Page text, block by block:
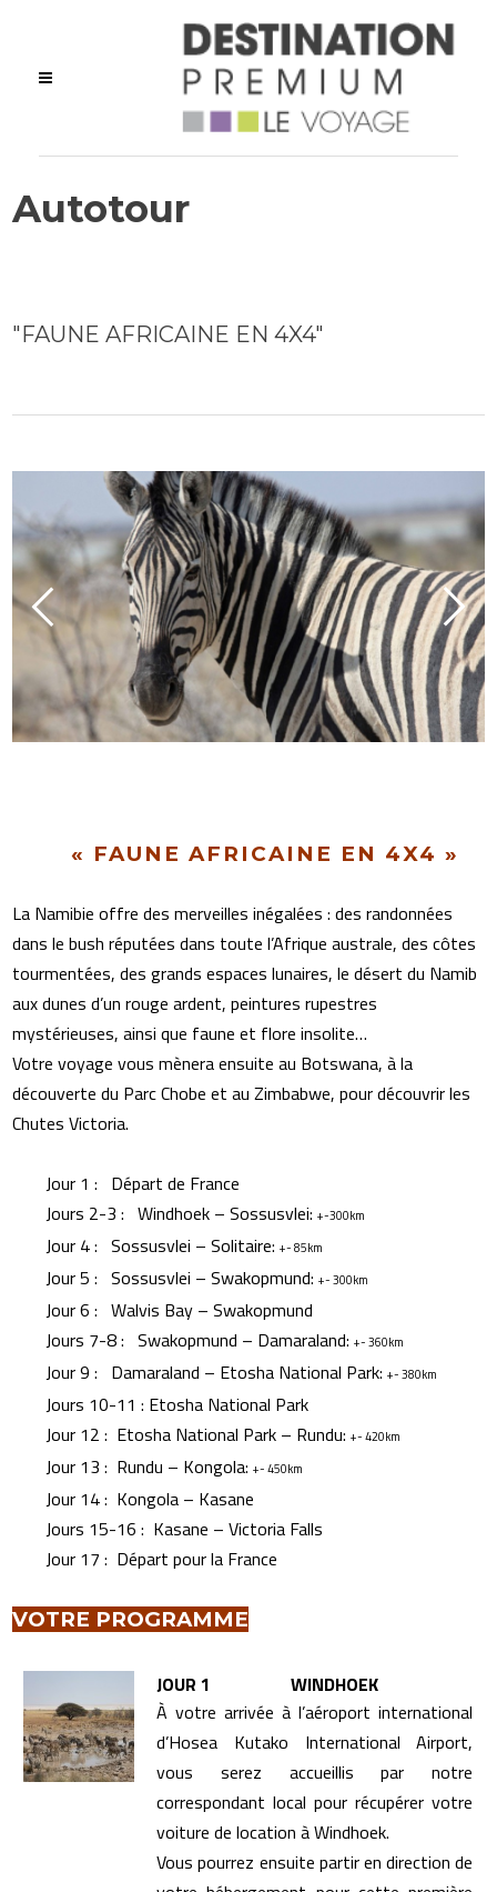
Autotour
"FAUNE AFRICAINE EN 4X4"
« FAUNE AFRICAINE EN 4X4 »
La Namibie offre des merveilles inégalées : des randonnées
dans le bush réputées dans toute l’Afrique australe, des côtes
tourmentées, des grands espaces lunaires, le désert du Namib
aux dunes d’un rouge ardent, peintures rupestres
mystérieuses, ainsi que faune et flore insolite…
Votre voyage vous mènera ensuite au Botswana, à la
découverte du Parc Chobe et au Zimbabwe, pour découvrir les
Chutes Victoria.
Jour 1 : Départ de France
Jours 2-3 : Windhoek – Sossusvlei:+-300km
Jour 4 : Sossusvlei – Solitaire:+- 85km
Jour 5 : Sossusvlei – Swakopmund:+- 300km
Jour 6 : Walvis Bay – Swakopmund
Jours 7-8 : Swakopmund – Damaraland:+- 360km
Jour 9 : Damaraland – Etosha National Park:+- 380km
Jours 10-11 : Etosha National Park
Jour 12 : Etosha National Park – Rundu:+- 420km
Jour 13 : Rundu – Kongola:+- 450km
Jour 14 : Kongola – Kasane
Jours 15-16 : Kasane – Victoria Falls
Jour 17 : Départ pour la France
VOTRE PROGRAMME
JOUR 1 WINDHOEK
À votre arrivée à l’aéroport international
d’Hosea Kutako International Airport,
vous serez accueillis par notre
correspondant local pour récupérer votre
voiture de location à Windhoek.
Vous pourrez ensuite partir en direction de